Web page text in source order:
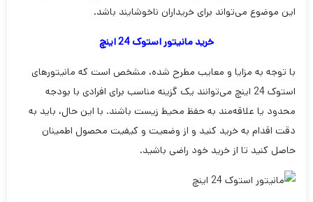
این موضوع می‌تواند برای خریداران ناخوشایند باشد.
خرید مانیتور استوک 24 اینچ
با توجه به مزایا و معایب مطرح شده، مشخص است که مانیتورهای
استوک 24 اینچ می‌توانند یک گزینه مناسب برای افرادی با بودجه
محدود یا علاقه‌مند به حفظ محیط زیست باشند. با این حال، باید به
دقت اقدام به خرید کنید و از وضعیت و کیفیت محصول اطمینان
حاصل کنید تا از خرید خود راضی باشید.